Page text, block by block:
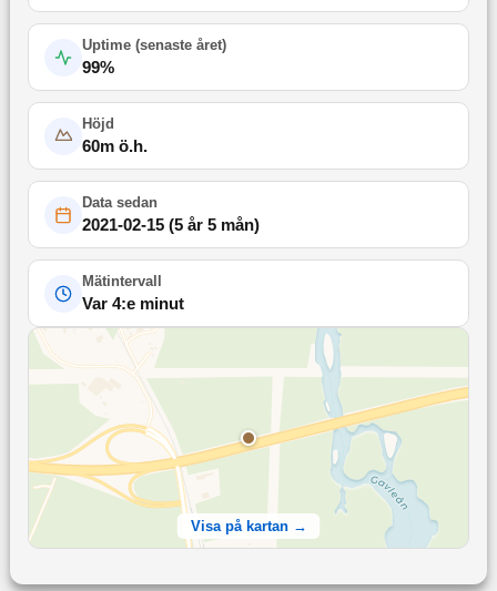
Uptime (senaste året)
99%
Höjd
60m ö.h.
Data sedan
2021-02-15(5 år 5 mån)
Mätintervall
Var 4:e minut
Visa på kartan →